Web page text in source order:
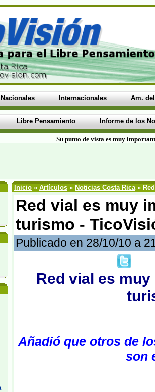
Nacionales Internacionales Am.
Libre Pensamiento Informe de los
Su punto de vista es muy
Inicio » Artículos » Noticias Costa Rica»
Red vial es muy
turismo -
Publicado en 28/10/10 a
Red vial es
Añadió que otros de
son